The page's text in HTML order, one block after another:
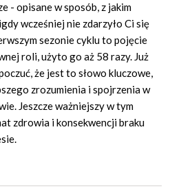
- opisane w sposób, z jakim
wcześniej nie zdarzyło Ci się
sezonie cyklu to pojęcie
roli, użyto go aż 58 razy. Już
że jest to słowo kluczowe,
zrozumienia i spojrzenia w
Jeszcze ważniejszy w tym
zdrowia i konsekwencji braku